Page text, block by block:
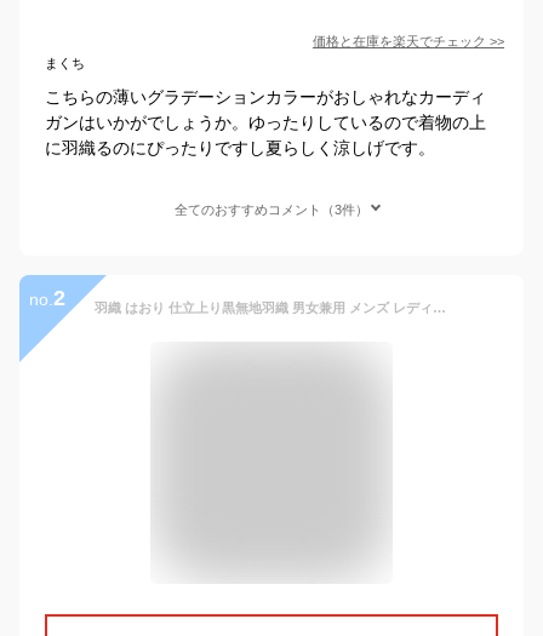
価格と在庫を楽天でチェック >>
まくち
こちらの薄いグラデーションカラーがおしゃれなカーディ
ガンはいかがでしょうか。ゆったりしているので着物の上
に羽織るのにぴったりですし夏らしく涼しげです。
全てのおすすめコメント（3件）
no. 2 羽織 はおり 仕立上り黒無地羽織 男女兼用 メンズ レディース 駒絽 夏用 祭り 浴衣に ブラック 黒羽織 M/L/LL nmd-7732